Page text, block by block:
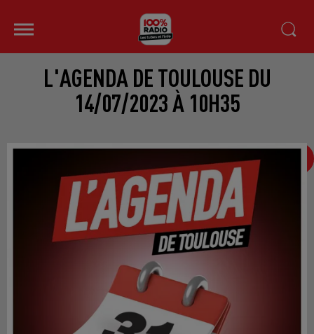
L'AGENDA DE TOULOUSE DU
14/07/2023 À 10H35